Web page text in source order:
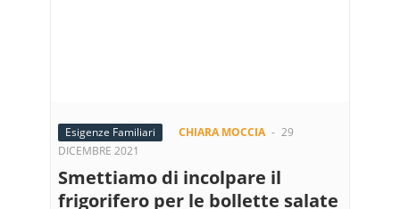
Esigenze Familiari CHIARA MOCCIA - 29
DICEMBRE 2021
Smettiamo di incolpare il
frigorifero per le bollette salate